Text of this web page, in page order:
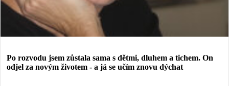
Po rozvodu jsem zůstala sama s dětmi, dluhem a tichem. On
odjel za novým životem - a já se učím znovu dýchat